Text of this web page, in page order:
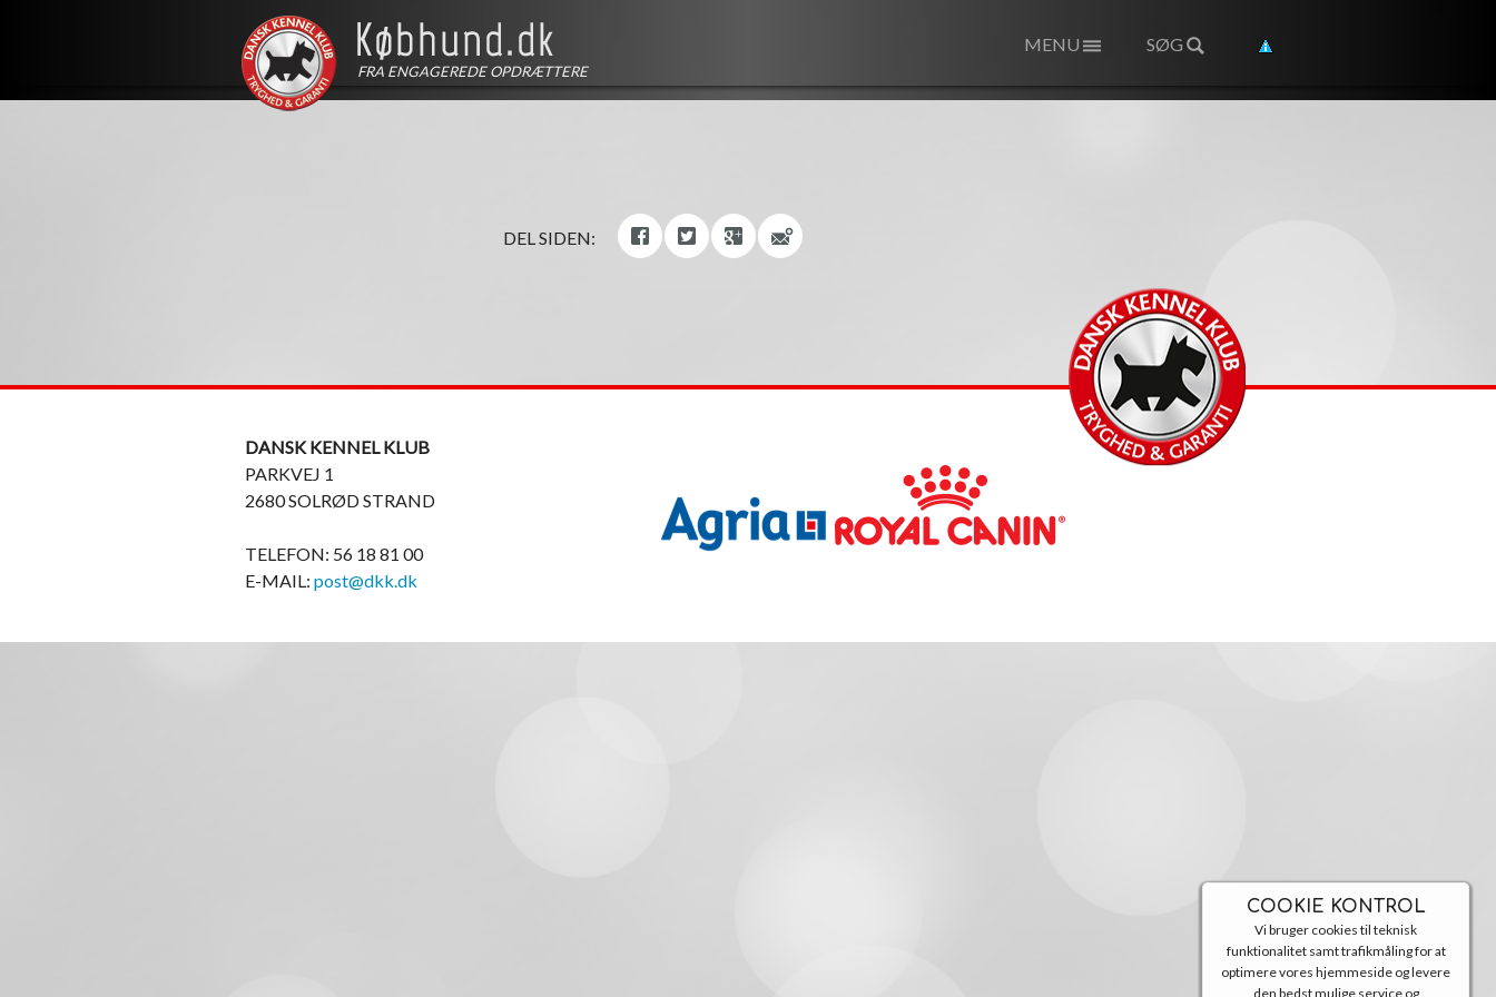
FRA ENGAGEREDE OPDRÆTTERE
SØG
MENU
COOKIE KONTROL
Vi bruger cookies til teknisk
funktionalitet samt trafikmåling for at
optimere vores hjemmeside og levere
den bedst mulige service og
DEL SIDEN:
DANSK KENNEL KLUB
PARKVEJ 1
2680 SOLRØD STRAND
TELEFON: 56 18 81 00
E-MAIL: post@dkk.dk